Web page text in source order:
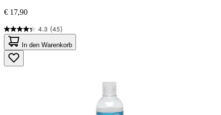
€ 17,90
4.3 (45)
4.3
von
5
Sternen.
45
In den Warenkorb